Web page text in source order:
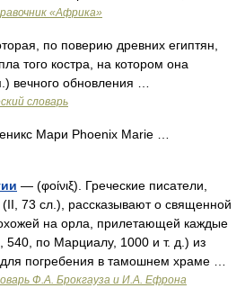
«Африка»
по поверию древних египтян,
того костра, на котором она
вечного обновления …
словарь
Мари Phoenix Marie …
— (φοίνιξ). Греческие писатели,
(II, 73 сл.), рассказывают о священной
на орла, прилетающей каждые
по Марциалу, 1000 и т. д.) из
погребения в тамошнем храме …
Ф.А. Брокгауза и И.А. Ефрона